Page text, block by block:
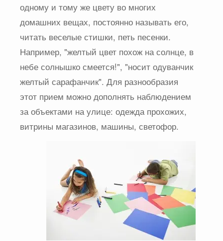
одному и тому же цвету во многих
домашних вещах, постоянно называть его,
читать веселые стишки, петь песенки.
Например, "желтый цвет похож на солнце, в
небе солнышко смеется!", "носит одуванчик
желтый сарафанчик". Для разнообразия
этот прием можно дополнять наблюдением
за объектами на улице: одежда прохожих,
витрины магазинов, машины, светофор.